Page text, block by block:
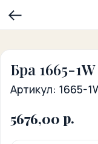
Бра 1665-1W
Артикул: 1665-
5676,00 р.